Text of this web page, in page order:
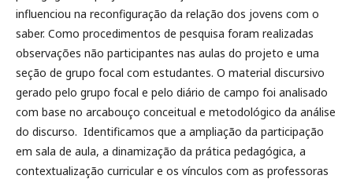
influenciou na reconfiguração da relação dos jovens com o
saber. Como procedimentos de pesquisa foram realizadas
observações não participantes nas aulas do projeto e uma
seção de grupo focal com estudantes. O material discursivo
gerado pelo grupo focal e pelo diário de campo foi analisado
com base no arcabouço conceitual e metodológico da análise
do discurso. Identificamos que a ampliação da participação
em sala de aula, a dinamização da prática pedagógica, a
contextualização curricular e os vínculos com as professoras